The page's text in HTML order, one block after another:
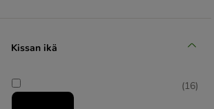
(6)
Kissan ikä
(16)